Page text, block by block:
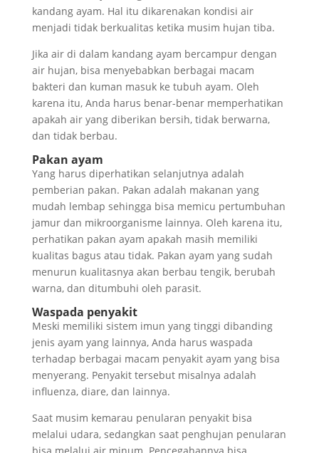
kandang ayam. Hal itu dikarenakan kondisi air
menjadi tidak berkualitas ketika musim hujan tiba.
Jika air di dalam kandang ayam bercampur dengan
air hujan, bisa menyebabkan berbagai macam
bakteri dan kuman masuk ke tubuh ayam. Oleh
karena itu, Anda harus benar-benar memperhatikan
apakah air yang diberikan bersih, tidak berwarna,
dan tidak berbau.
Pakan ayam
Yang harus diperhatikan selanjutnya adalah
pemberian pakan. Pakan adalah makanan yang
mudah lembap sehingga bisa memicu pertumbuhan
jamur dan mikroorganisme lainnya. Oleh karena itu,
perhatikan pakan ayam apakah masih memiliki
kualitas bagus atau tidak. Pakan ayam yang sudah
menurun kualitasnya akan berbau tengik, berubah
warna, dan ditumbuhi oleh parasit.
Waspada penyakit
Meski memiliki sistem imun yang tinggi dibanding
jenis ayam yang lainnya, Anda harus waspada
terhadap berbagai macam penyakit ayam yang bisa
menyerang. Penyakit tersebut misalnya adalah
influenza, diare, dan lainnya.
Saat musim kemarau penularan penyakit bisa
melalui udara, sedangkan saat penghujan penularan